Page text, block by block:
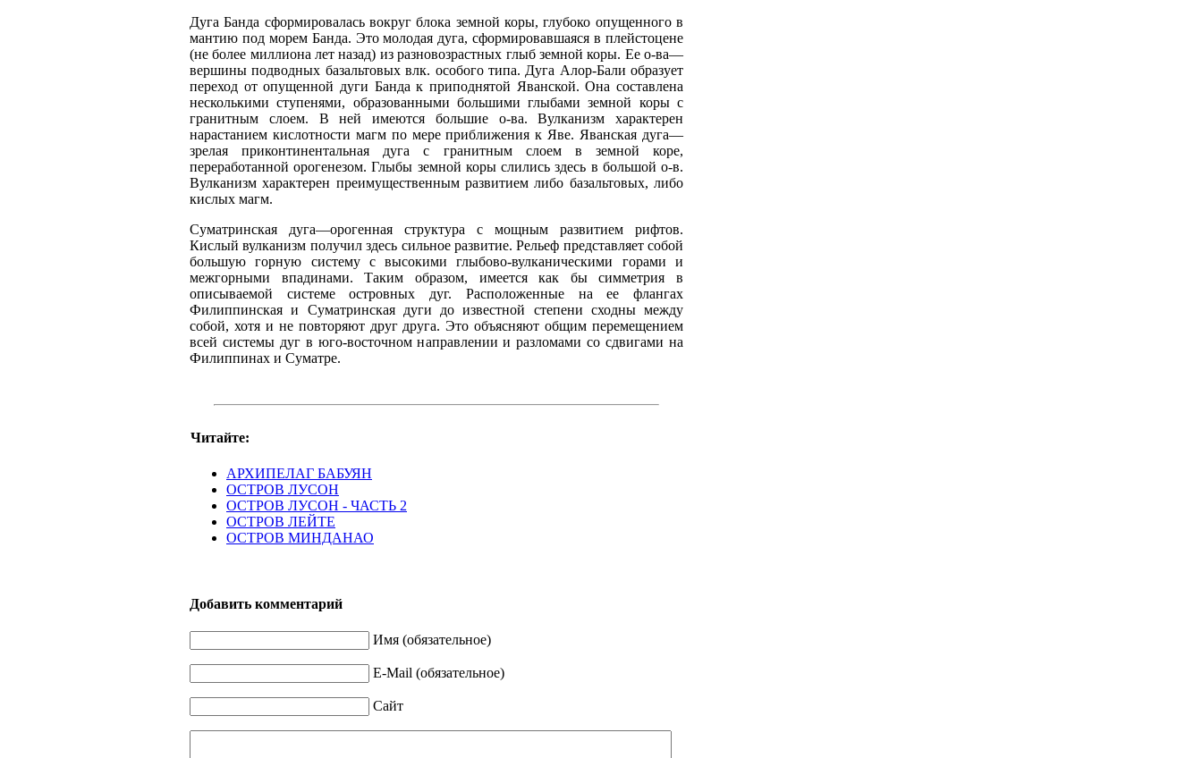
Дуга Банда сформировалась вокруг блока земной коры, глубоко опущенного в
мантию под морем Банда. Это молодая дуга, сформировавшаяся в плейстоцене
(не более миллиона лет назад) из разновозрастных глыб земной коры. Ее о-ва—
вершины подводных базальтовых влк. особого типа. Дуга Алор-Бали образует
переход от опущенной дуги Банда к приподнятой Яванской. Она составлена
несколькими ступенями, образованными большими глыбами земной коры с
гранитным слоем. В ней имеются большие о-ва. Вулканизм характерен
нарастанием кислотности магм по мере приближения к Яве. Яванская дуга—
зрелая приконтинентальная дуга с гранитным слоем в земной коре,
переработанной орогенезом. Глыбы земной коры слились здесь в большой о-в.
Вулканизм характерен преимущественным развитием либо базальтовых, либо
кислых магм.
Суматринская дуга—орогенная структура с мощным развитием рифтов.
Кислый вулканизм получил здесь сильное развитие. Рельеф представляет собой
большую горную систему с высокими глыбово-вулканическими горами и
межгорными впадинами. Таким образом, имеется как бы симметрия в
описываемой системе островных дуг. Расположенные на ее флангах
Филиппинская и Суматринская дуги до известной степени сходны между
собой, хотя и не повторяют друг друга. Это объясняют общим перемещением
всей системы дуг в юго-восточном направлении и разломами со сдвигами на
Филиппинах и Суматре.
Читайте:
АРХИПЕЛАГ БАБУЯН
ОСТРОВ ЛУСОН
ОСТРОВ ЛУСОН - ЧАСТЬ 2
ОСТРОВ ЛЕЙТЕ
ОСТРОВ МИНДАНАО
Добавить комментарий
Имя (обязательное)
E-Mail (обязательное)
Сайт